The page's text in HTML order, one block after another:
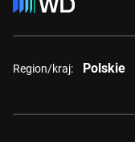
Region/kraj: Polskie